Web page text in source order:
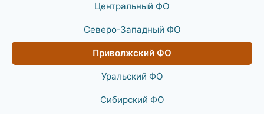
Центральный ФО
Северо-Западный ФО
Приволжский ФО
Уральский ФО
Сибирский ФО